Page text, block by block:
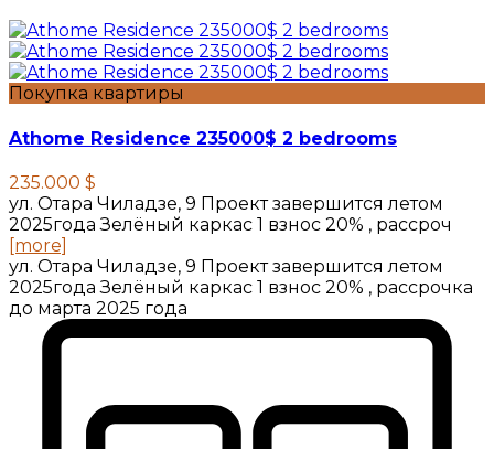
Покупка квартиры
Athome Residence 235000$ 2 bedrooms
235.000 $
ул. Отара Чиладзе, 9 Проект завершится летом
2025года Зелёный каркас 1 взнос 20% , рассроч
[more]
ул. Отара Чиладзе, 9 Проект завершится летом
2025года Зелёный каркас 1 взнос 20% , рассрочка
до марта 2025 года